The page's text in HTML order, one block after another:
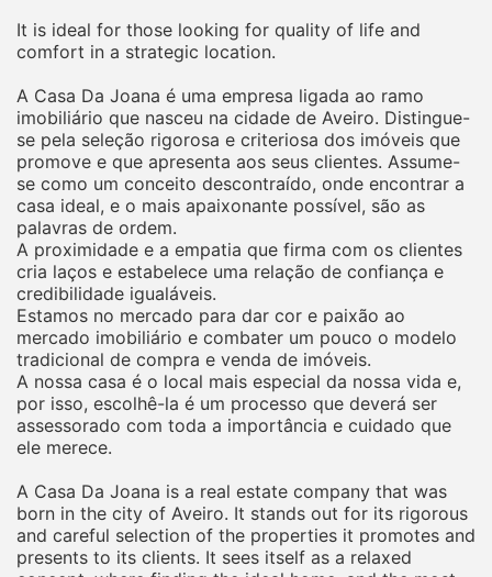
It is ideal for those looking for quality of life and
comfort in a strategic location.
A Casa Da Joana é uma empresa ligada ao ramo
imobiliário que nasceu na cidade de Aveiro. Distingue-
se pela seleção rigorosa e criteriosa dos imóveis que
promove e que apresenta aos seus clientes. Assume-
se como um conceito descontraído, onde encontrar a
casa ideal, e o mais apaixonante possível, são as
palavras de ordem.
A proximidade e a empatia que firma com os clientes
cria laços e estabelece uma relação de confiança e
credibilidade igualáveis.
Estamos no mercado para dar cor e paixão ao
mercado imobiliário e combater um pouco o modelo
tradicional de compra e venda de imóveis.
A nossa casa é o local mais especial da nossa vida e,
por isso, escolhê-la é um processo que deverá ser
assessorado com toda a importância e cuidado que
ele merece.
A Casa Da Joana is a real estate company that was
born in the city of Aveiro. It stands out for its rigorous
and careful selection of the properties it promotes and
presents to its clients. It sees itself as a relaxed